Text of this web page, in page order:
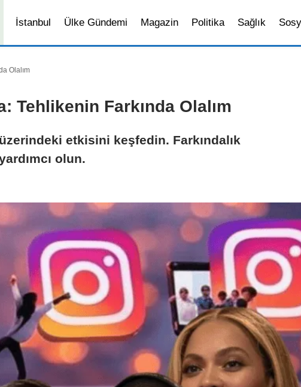
İstanbul Ülke Gündemi Magazin Politika Sağlık
Olalım
Tehlikenin Farkında Olalım
etkisini keşfedin. Farkındalık
olun.